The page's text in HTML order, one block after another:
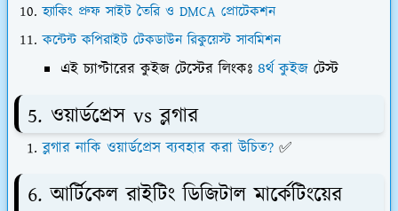
হ্যাকিং প্রুফ সাইট তৈরি ও DMCA প্রোটেকশন
কন্টেন্ট কপিরাইট টেকডাউন রিকুয়েস্ট সাবমিশন
এই চ্যাপ্টারের কুইজ টেস্টের লিংকঃ ৪র্থ কুইজ টেস্ট
5. ওয়ার্ডপ্রেস vsব্লগার
ব্লগার নাকি ওয়ার্ডপ্রেস ব্যবহার করা উচিত? ✅
6. আর্টিকেল রাইটিং ডিজিটাল মার্কেটিংয়ের